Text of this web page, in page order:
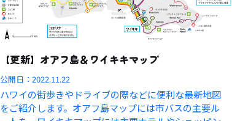
【更新】オアフ島＆ワイキキマップ
公開日：2022.11.22
ハワイの街歩きやドライブの際などに便利な最新地図
をご紹介します。オアフ島マップには市バスの主要ル